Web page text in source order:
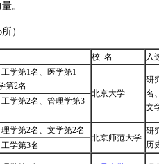
。
）
校 名 入
学第1名、医学第1
第2名
北京大学
研
名
文
学第2名、管理学第3
学第2名、文学第2名
北京师范大学
研
历
学第3名